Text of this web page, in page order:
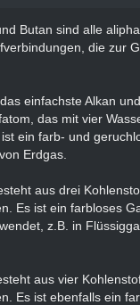
Butan sind alle
die zur
einfachste Alkan
das mit vier
ein farb- und
Erdgas.
aus drei
Es ist ein farbloses
z.B. in
aus vier
Es ist ebenfalls ein